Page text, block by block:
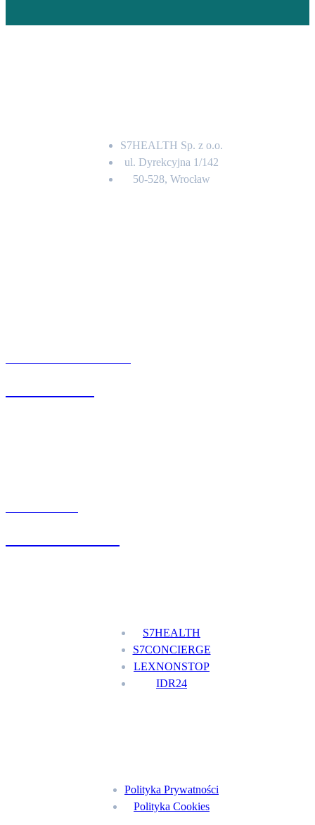
S7HEALTH Sp. z o.o.
ul. Dyrekcyjna 1/142
50-528, Wrocław
S7HEALTH
S7CONCIERGE
LEXNONSTOP
IDR24
Polityka Prywatności
Polityka Cookies